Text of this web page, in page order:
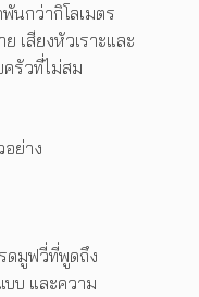
นกว่ากิโลเมตร
เสียงหัวเราะและ
ครัวที่ไม่สม
ย่าง
ดมูฟวี่ที่พูดถึง
บ และความ